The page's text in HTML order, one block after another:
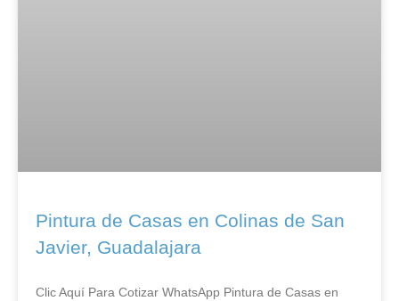
Pintura de Casas en Colinas de San
Javier, Guadalajara
Clic Aquí Para Cotizar​ WhatsApp Pintura de Casas en